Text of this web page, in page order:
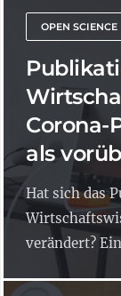
OPEN SCIENCE
Corona-
als
Hat sich das
verändert?